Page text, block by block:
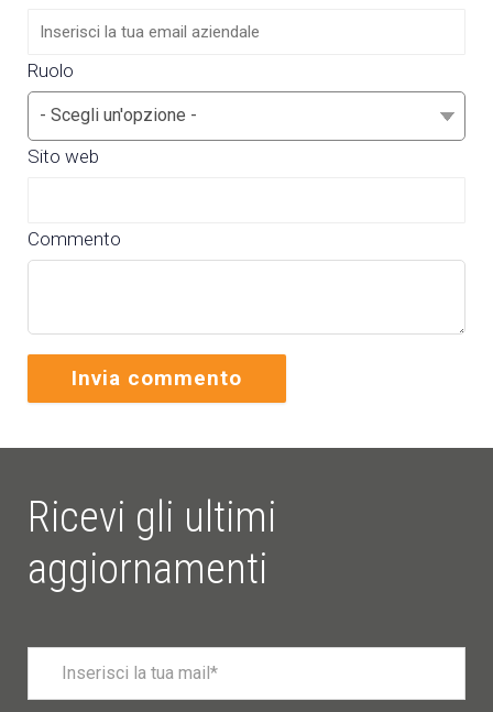
Ruolo
Sito web
Commento
Ricevi gli ultimi
aggiornamenti